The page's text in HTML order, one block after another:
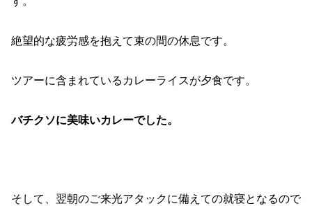
絶望的な疲労感を抱えて束の間の休息です。
ツアーに含まれているカレーライスが夕食です。
バチクソに美味いカレーでした。
そして、翌朝のご来光アタックに備えての就寝となるので